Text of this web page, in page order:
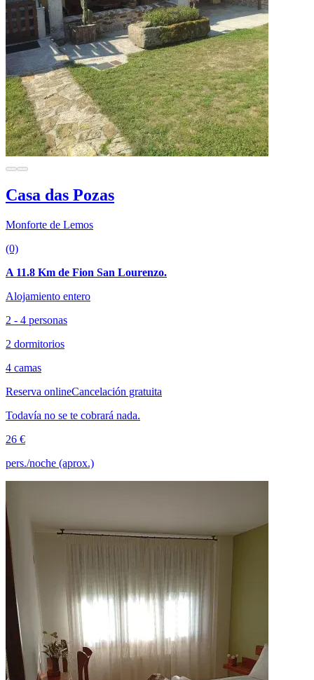
Casa das Pozas
Monforte de Lemos
(0)
A 11.8 Km de Fion San Lourenzo.
Alojamiento entero
2 - 4 personas
2 dormitorios
4 camas
Reserva onlineCancelación gratuita
Todavía no se te cobrará nada.
26 €
pers./noche (aprox.)